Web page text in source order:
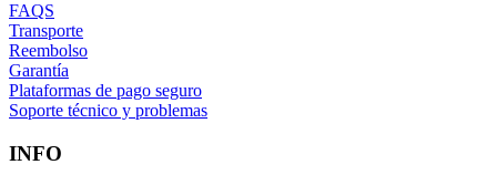
FAQS
Transporte
Reembolso
Garantía
Plataformas de pago seguro
Soporte técnico y problemas
INFO